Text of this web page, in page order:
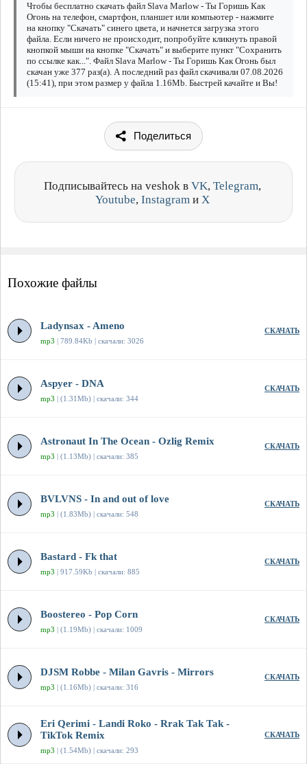
Чтобы бесплатно скачать файл Slava Marlow - Ты Горишь Как
Огонь на телефон, смартфон, планшет или компьютер - нажмите
на кнопку "Скачать" синего цвета, и начнется загрузка этого
файла. Если ничего не происходит, попробуйте кликнуть правой
кнопкой мыши на кнопке "Скачать" и выберите пункт "Сохранить
по ссылке как...". Файл Slava Marlow - Ты Горишь Как Огонь был
скачан уже 377 раз(а). А последний раз файл скачивали 07.08.2026
(15:41), при этом размер у файла 1.16Mb. Быстрей качайте и Вы!
Поделиться
Подписывайтесь на veshok в VK, Telegram,
Youtube, Instagram и X
Похожие файлы
Ladynsax - Ameno
mp3 | 789.84Kb | скачали: 3026
СКАЧАТЬ
Aspyer - DNA
mp3 | (1.31Mb) | скачали: 344
СКАЧАТЬ
Astronaut In The Ocean - Ozlig Remix
mp3 | (1.13Mb) | скачали: 385
СКАЧАТЬ
BVLVNS - In and out of love
mp3 | (1.83Mb) | скачали: 548
СКАЧАТЬ
Bastard - Fk that
mp3 | 917.59Kb | скачали: 885
СКАЧАТЬ
Boostereo - Pop Corn
mp3 | (1.19Mb) | скачали: 1009
СКАЧАТЬ
DJSM Robbe - Milan Gavris - Mirrors
mp3 | (1.16Mb) | скачали: 316
СКАЧАТЬ
Eri Qerimi - Landi Roko - Rrak Tak Tak -
TikTok Remix
mp3 | (1.54Mb) | скачали: 293
СКАЧАТЬ